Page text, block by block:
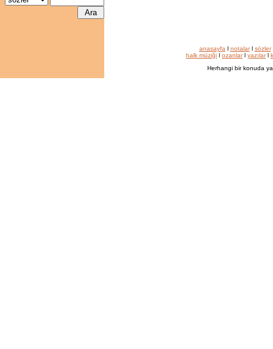
anasayfa l notalarl sözler
halk müziği l ozanlarl yazılarl
Herhangi bir konuda